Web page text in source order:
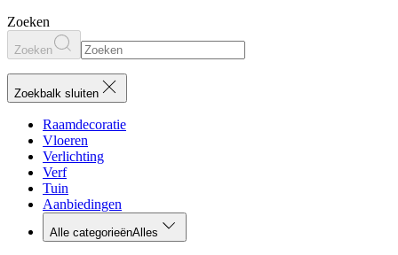
Zoeken
Zoeken
Zoekbalk sluiten
Raamdecoratie
Vloeren
Verlichting
Verf
Tuin
Aanbiedingen
Alle categorieënAlles